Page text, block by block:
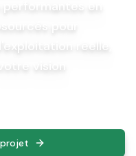
en
pour
réelle,
vision